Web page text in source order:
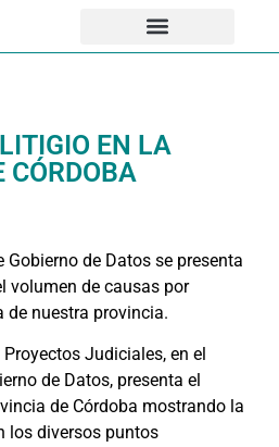
EN LA
CÓRDOBA
Gobierno de Datos se presenta
volumen de causas por
nuestra provincia.
Judiciales, en el
de Datos, presenta el
de Córdoba mostrando la
los diversos puntos